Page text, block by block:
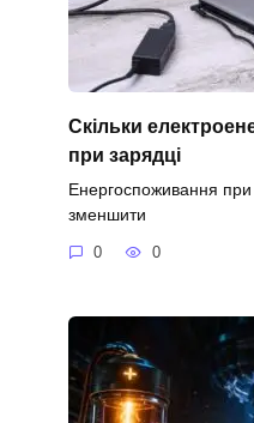
Скільки
при зарядці
Енергоспоживання при
зменшити
0 0